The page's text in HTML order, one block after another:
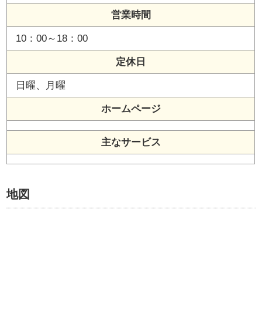
営業時間
10：00～18：00
定休日
日曜、月曜
ホームページ
主なサービス
地図